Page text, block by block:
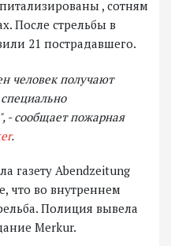
, сотням
После стрельбы в
21 пострадавшего.
человек получают
- сообщает пожарная
.
газету Abendzeitung
что во внутреннем
Полиция вывела
Merkur.